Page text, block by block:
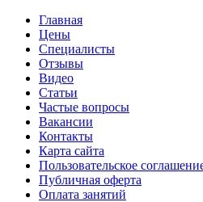
Главная
Цены
Специалисты
Отзывы
Видео
Статьи
Частые вопросы
Вакансии
Контакты
Карта сайта
Пользовательское
Публичная оферта
Оплата занятий